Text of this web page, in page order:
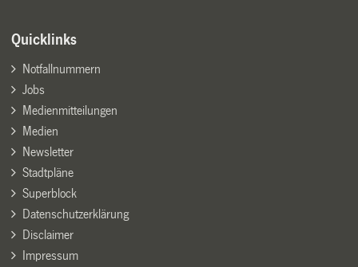
Quicklinks
Notfallnummern
Jobs
Medienmitteilungen
Medien
Newsletter
Stadtpläne
Superblock
Datenschutzerklärung
Disclaimer
Impressum